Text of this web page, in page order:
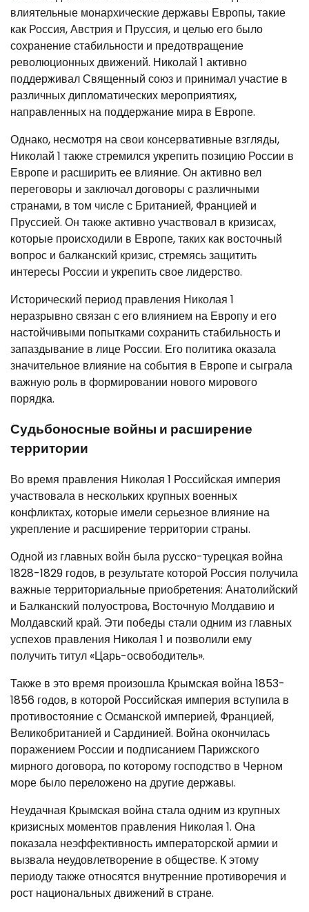
влиятельные монархические державы Европы, такие
как Россия, Австрия и Пруссия, и целью его было
сохранение стабильности и предотвращение
революционных движений. Николай 1 активно
поддерживал Священный союз и принимал участие в
различных дипломатических мероприятиях,
направленных на поддержание мира в Европе.
Однако, несмотря на свои консервативные взгляды,
Николай 1 также стремился укрепить позицию России в
Европе и расширить ее влияние. Он активно вел
переговоры и заключал договоры с различными
странами, в том числе с Британией, Францией и
Пруссией. Он также активно участвовал в кризисах,
которые происходили в Европе, таких как восточный
вопрос и балканский кризис, стремясь защитить
интересы России и укрепить свое лидерство.
Исторический период правления Николая 1
неразрывно связан с его влиянием на Европу и его
настойчивыми попытками сохранить стабильность и
запаздывание в лице России. Его политика оказала
значительное влияние на события в Европе и сыграла
важную роль в формировании нового мирового
порядка.
Судьбоносные войны и расширение
территории
Во время правления Николая 1 Российская империя
участвовала в нескольких крупных военных
конфликтах, которые имели серьезное влияние на
укрепление и расширение территории страны.
Одной из главных войн была русско-турецкая война
1828-1829 годов, в результате которой Россия получила
важные территориальные приобретения: Анатолийский
и Балканский полуострова, Восточную Молдавию и
Молдавский край. Эти победы стали одним из главных
успехов правления Николая 1 и позволили ему
получить титул «Царь-освободитель».
Также в это время произошла Крымская война 1853-
1856 годов, в которой Российская империя вступила в
противостояние с Османской империей, Францией,
Великобританией и Сардинией. Война окончилась
поражением России и подписанием Парижского
мирного договора, по которому господство в Черном
море было переложено на другие державы.
Неудачная Крымская война стала одним из крупных
кризисных моментов правления Николая 1. Она
показала неэффективность императорской армии и
вызвала неудовлетворение в обществе. К этому
периоду также относятся внутренние противоречия и
рост национальных движений в стране.